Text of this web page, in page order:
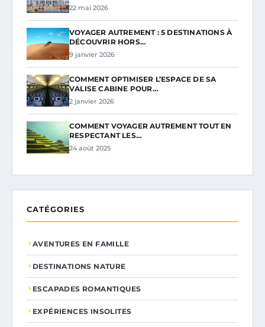
22 mai 2026
VOYAGER AUTREMENT : 5 DESTINATIONS À
DÉCOUVRIR HORS…
9 janvier 2026
COMMENT OPTIMISER L’ESPACE DE SA
VALISE CABINE POUR…
2 janvier 2026
COMMENT VOYAGER AUTREMENT TOUT EN
RESPECTANT LES…
24 août 2025
CATÉGORIES
AVENTURES EN FAMILLE
DESTINATIONS NATURE
ESCAPADES ROMANTIQUES
EXPÉRIENCES INSOLITES